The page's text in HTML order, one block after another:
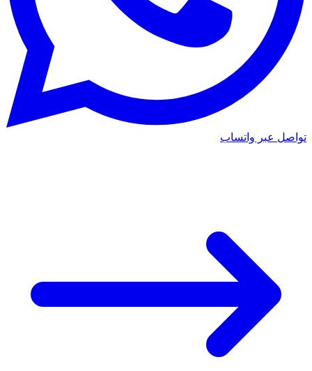
تواصل عبر واتساب